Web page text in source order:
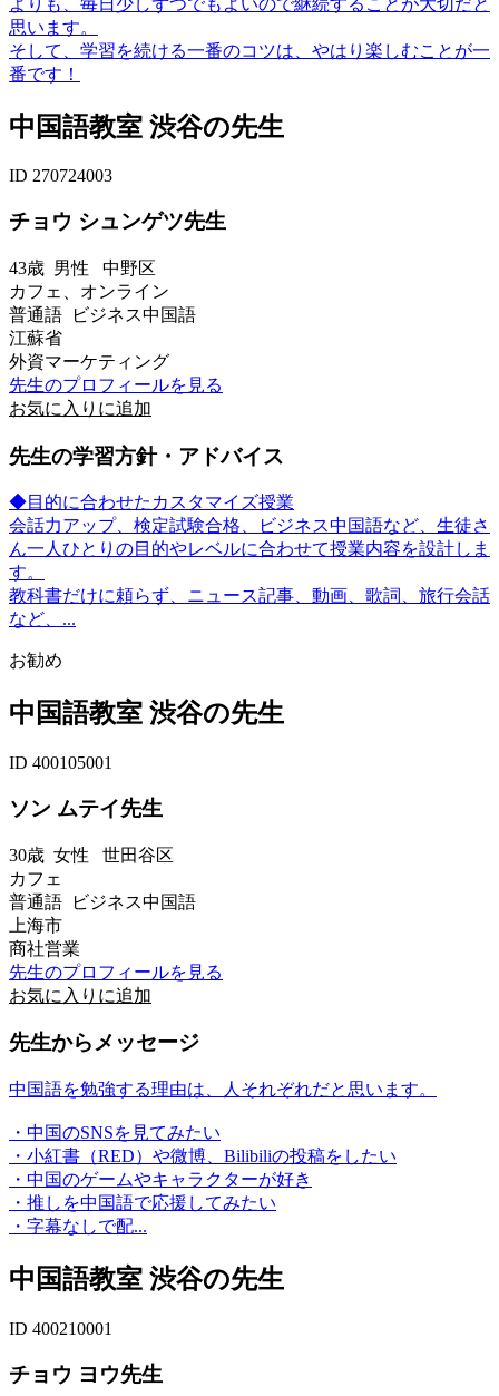
思います。
そして、学習を続ける一番のコツは、やはり楽しむことが一
番です！
中国語教室 渋谷の先生
ID 270724003
チョウ シュンゲツ先生
43歳 男性 中野区
カフェ、オンライン
普通語 ビジネス中国語
江蘇省
外資マーケティング
先生のプロフィールを見る
お気に入りに追加
先生の学習方針・アドバイス
◆目的に合わせたカスタマイズ授業
会話力アップ、検定試験合格、ビジネス中国語など、生徒さ
ん一人ひとりの目的やレベルに合わせて授業内容を設計しま
す。
教科書だけに頼らず、ニュース記事、動画、歌詞、旅行会話
など、...
お勧め
中国語教室 渋谷の先生
ID 400105001
ソン ムテイ先生
30歳 女性 世田谷区
カフェ
普通語 ビジネス中国語
上海市
商社営業
先生のプロフィールを見る
お気に入りに追加
先生からメッセージ
中国語を勉強する理由は、人それぞれだと思います。
・中国のSNSを見てみたい
・小紅書（RED）や微博、Bilibiliの投稿をしたい
・中国のゲームやキャラクターが好き
・推しを中国語で応援してみたい
・字幕なしで配...
中国語教室 渋谷の先生
ID 400210001
チョウ ヨウ先生